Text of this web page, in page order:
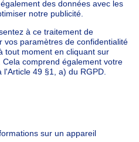
Maison à vendre Espagne
à vendre Luxembourg
Pays-bas
Outils
Belfius